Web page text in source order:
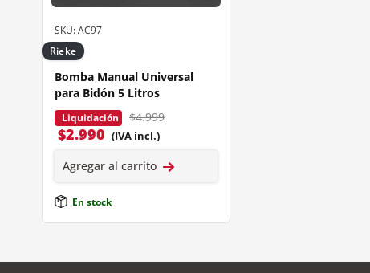
SKU: AC97
Rieke
Bomba Manual Universal
para Bidón 5 Litros
Liquidación $4.999
$2.990 (IVA incl.)
Agregar al carrito
En stock